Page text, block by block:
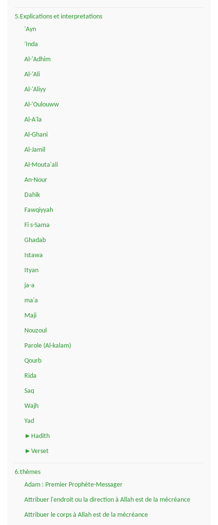
5.Explications et interpretations
'Ayn
'Inda
Al-'Adhim
Al-'Ali
Al-'Aliyy
Al-'Oulouww
Al-A'la
Al-Ghani
Al-Jamil
Al-Mouta'ali
An-Nour
Dahik
Fawqiyyah
Fi s-Sama
Ghadab
Istawa
Ityan
ja-a
ma'a
Maji
Nouzoul
Parole (Al-kalam)
Qourb
Rida
Saq
Wajh
Yad
►Hadith
►Verset
6.thèmes
Adam : Premier Prophète-Messager
Attribuer l'endroit ou la direction à Allah est de la mécréance
Attribuer le corps à Allah est de la mécréance